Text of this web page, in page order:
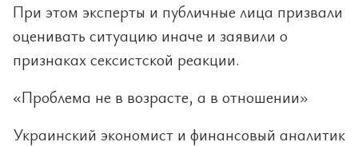
При этом эксперты и публичные лица призвали
оценивать ситуацию иначе и заявили о
признаках сексистской реакции.
«Проблема не в возрасте, а в отношении»
Украинский экономист и финансовый аналитик